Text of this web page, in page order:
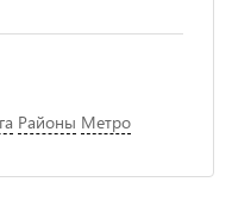
Районы Метро